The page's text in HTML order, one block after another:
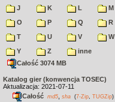
J
K L M
O
P Q R
T
U V W
Y
Z
inne
Całość 3074 MB
Katalog gier (konwencja TOSEC)
Aktualizacja: 2021-07-11
Całość md5 sha (7-Zip TUGZip)